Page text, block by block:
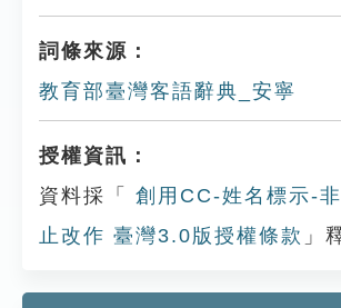
詞條來源：
教育部臺灣客語辭典_安寧
授權資訊：
資料採「
創用CC-姓名標示-
止改作 臺灣3.0版授權條款 」